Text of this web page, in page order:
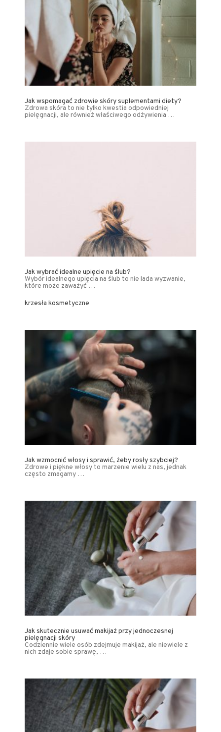
Jak wspomagać zdrowie skóry suplementami diety?
Zdrowa skóra to nie tylko kwestia odpowiedniej
pielęgnacji, ale również właściwego odżywienia …
Jak wybrać idealne upięcie na ślub?
Wybór idealnego upięcia na ślub to nie lada wyzwanie,
które może zaważyć …
krzesła kosmetyczne
Jak wzmocnić włosy i sprawić, żeby rosły szybciej?
Zdrowe i piękne włosy to marzenie wielu z nas, jednak
często zmagamy …
Jak skutecznie usuwać makijaż przy jednoczesnej
pielęgnacji skóry
Codziennie wiele osób zdejmuje makijaż, ale niewiele z
nich zdaje sobie sprawę, …